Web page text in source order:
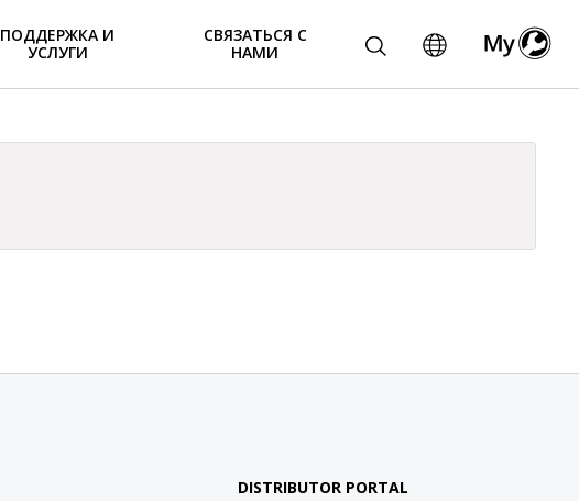
ПОДДЕРЖКА И
УСЛУГИ
СВЯЗАТЬСЯ С
НАМИ
DISTRIBUTOR PORTAL